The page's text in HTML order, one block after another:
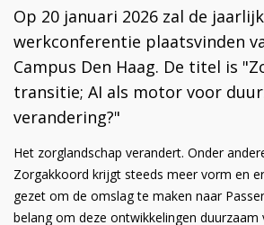
Op 20 januari 2026 zal de
werkconferentie plaatsvinden
Campus Den Haag. De titel is
transitie; AI als motor voor
verandering?"
Het zorglandschap verandert. Onder
Zorgakkoord krijgt steeds meer vorm en
gezet om de omslag te maken naar
belang om deze ontwikkelingen duurzaam